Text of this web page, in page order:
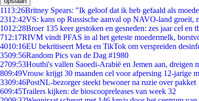
1113:26Britney Spears: "Ik geloof dat ik heb gefaald als
2312:42VS: kans op Russische aanval op NAVO-land groeit,
1012:28Broer 135 keer gestoken en gesneden: zes jaar cel en
712:17RIVM vindt PFAS in al het geteste moedermelk,
4010:16EU bekritiseert Meta en TikTok om verspreiden
3509:56Random Pics van de Dag #1980
2709:53Houthi's vallen Saoedi-Arabië en Jemen aan, dreigen
809:49Vrouw krijgt 30 maanden cel voor afpersing 12-jarige
3309:46PostNL-bezorger steekt bewoner na ruzie over pakket
609:45Trailers kijken: de bioscoopreleases van week 32